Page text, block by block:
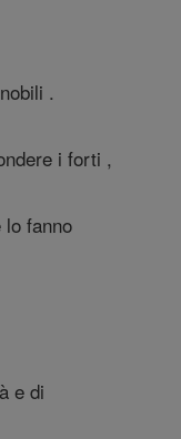
.
i forti ,
fanno
e di